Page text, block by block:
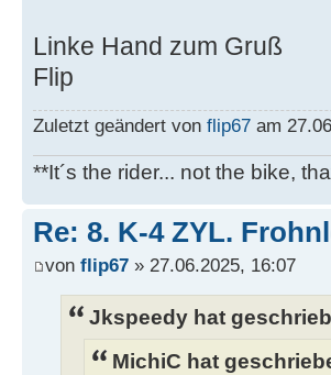
Linke Hand zum Gruß
Flip
Zuletzt geändert von flip67 am
**It´s the rider... not the bike,
Re: 8. K-4 ZYL.
von flip67 » 27.06.2025, 16:07
Jkspeedy hat
MichiC hat